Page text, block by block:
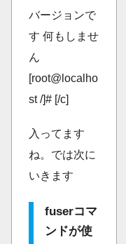
バージョンで
す 何もしませ
ん
[root@localho
st /]# [/c]
入ってます
ね。では次に
いきます
fuserコマ
ンドが使